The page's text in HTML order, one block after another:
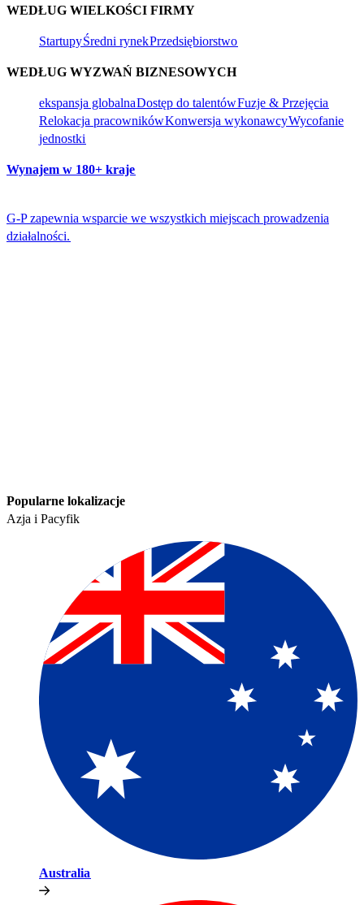
WEDŁUG WIELKOŚCI FIRMY​​
Startupy​​Średni rynek​​Przedsiębiorstwo​​
WEDŁUG WYZWAŃ BIZNESOWYCH​​
ekspansja globalna​​Dostęp do talentów​​Fuzje & Przejęcia​​
Relokacja pracowników​​Konwersja wykonawcy​​Wycofanie
jednostki​​
Wynajem w 180+ kraje​​
G-P zapewnia wsparcie we wszystkich miejscach prowadzenia
działalności.​​
Popularne lokalizacje​​
Azja i Pacyfik​​
Australia​​